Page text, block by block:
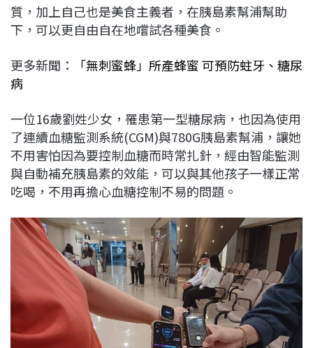
質，加上自己也是美食主義者，在胰島素幫浦幫助
下，可以更自由自在地嚐試各種美食。
更多新聞：
「無刺蜜蜂」所產蜂蜜 可預防蛀牙、糖尿
病
一位16歲劉姓少女，罹患第一型糖尿病，也因為使用
了連續血糖監測系統(CGM)與780G胰島素幫浦，讓她
不用害怕因為要控制血糖而時常扎針，經由智能監測
與自動補充胰島素的效能，可以與其他孩子一樣正常
吃喝，不用再擔心血糖控制不易的問題。